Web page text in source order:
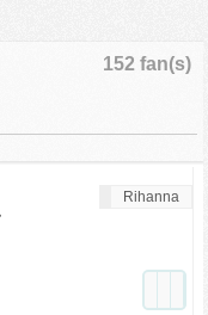
152 fan(s)
Rihanna